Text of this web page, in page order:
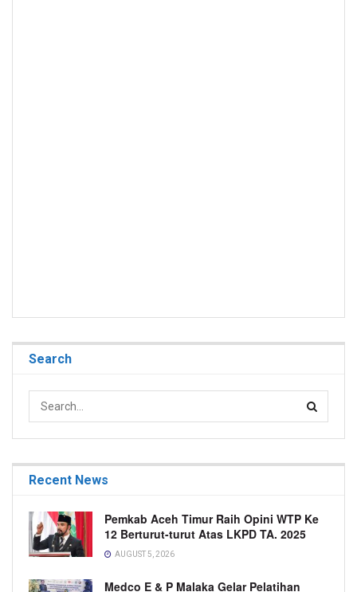
Search
Recent News
Pemkab Aceh Timur Raih Opini WTP Ke
12 Berturut-turut Atas LKPD TA. 2025
AUGUST 5, 2026
Medco E & P Malaka Gelar Pelatihan